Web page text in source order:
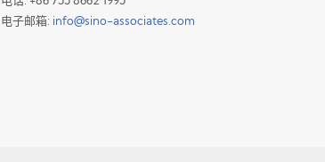
电子邮箱: info@sino-associates.com